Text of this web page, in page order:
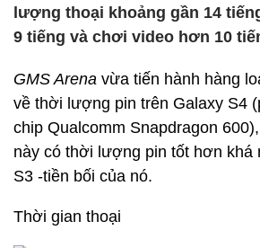
lượng thoại khoảng gần 14
9 tiếng và chơi video hơn 10
GMS Arena vừa tiến hành hàng
về thời lượng pin trên Galaxy S4
chip Qualcomm Snapdragon
này có thời lượng pin tốt hơn khá
S3 -tiền bối của nó.
Thời gian thoại